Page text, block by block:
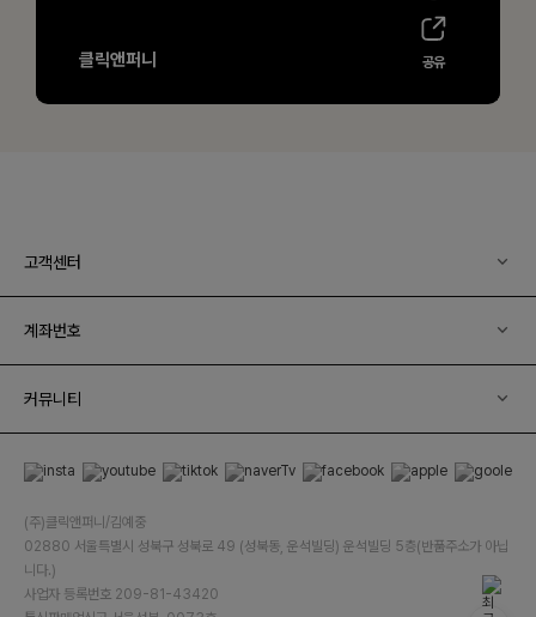
고객센터
계좌번호
커뮤니티
(주)클릭앤퍼니/김예중
02880 서울특별시 성북구 성북로 49 (성북동, 운석빌딩) 운석빌딩 5층(반품주소가 아닙
니다.)
사업자 등록번호 209-81-43420